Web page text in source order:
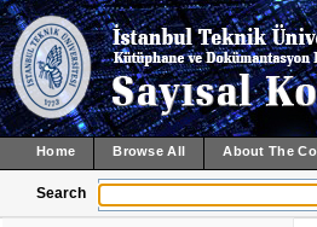
Home Browse All About The
Search